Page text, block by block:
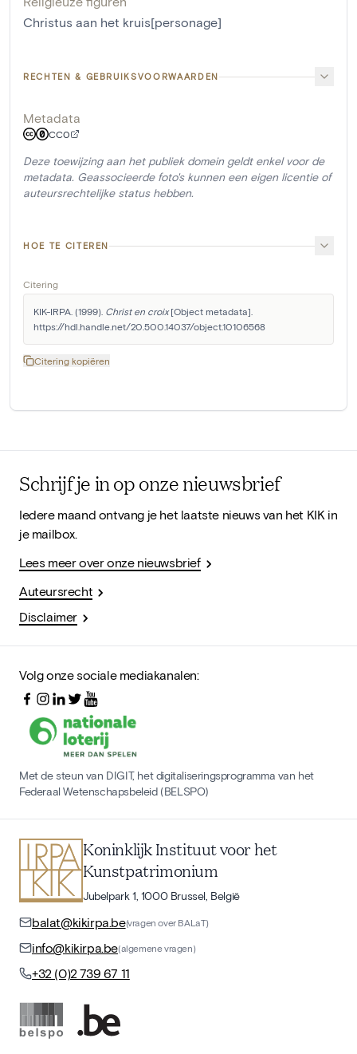
Christus aan het kruis[personage]
RECHTEN & GEBRUIKSVOORWAARDEN
Metadata
CC0
Deze toewijzing aan het publiek domein geldt enkel voor de
metadata. Geassocieerde foto's kunnen een eigen licentie of
auteursrechtelijke status hebben.
HOE TE CITEREN
Citering
KIK-IRPA. (1999). Christ en croix [Object metadata].
https://hdl.handle.net/20.500.14037/object.10106568
Citering kopiëren
Schrijf je in op onze nieuwsbrief
Iedere maand ontvang je het laatste nieuws van het KIK in
je mailbox.
Lees meer over onze nieuwsbrief
Auteursrecht
Disclaimer
Volg onze sociale mediakanalen:
Met de steun van DIGIT, het digitaliseringsprogramma van het
Federaal Wetenschapsbeleid (BELSPO)
Koninklijk Instituut voor het
Kunstpatrimonium
Jubelpark 1, 1000 Brussel, België
balat@kikirpa.be(vragen over BALaT)
info@kikirpa.be(algemene vragen)
+32 (0)2 739 67 11